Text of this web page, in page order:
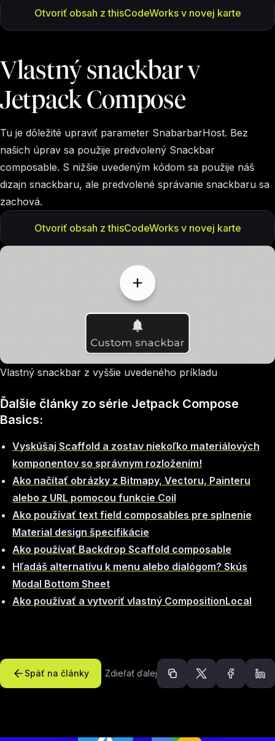
Otvoriť obsah z thisCodeWorks v novej karte
Vlastný snackbar v
Jetpack Compose
Tu je dôležité upraviť parameter SnabarbarHost. Bez
našich úprav sa použije predvolený Snackbar
composable. S nižšie uvedeným kódom sa použije náš
dizajn snackbaru, ale predvolené správanie snackbaru sa
zachová.
Otvoriť obsah z thisCodeWorks v novej karte
Vlastný snackbar z vyššie uvedeného príkladu
Ďalšie články zo série Jetpack Compose
Basics:
Vyskúšaj Scaffold a zostav niekoľko materiálových
komponentov so správnym rozložením!
Ako načítať obrázky z Bitmapy, Vectoru, Painteru
alebo z URL pomocou funkcie Coil
Ako používať text field composables pre splnenie
Material design špecifikácie
Ako používať Backdrop Scaffold composable
Hľadáš alternatívu k menu alebo dialógom? Skús
Modal Bottom Sheet
Ako používať a vytvoriť vlastný CompositionLocal
Späť na články Zdieľať ďalej